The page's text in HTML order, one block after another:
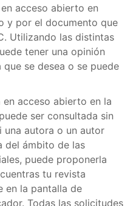
acceso abierto en
y por el documento que
Utilizando las distintas
tener una opinión
se desea o se puede
en acceso abierto en la
ser consultada sin
una autora o un autor
del ámbito de las
puede proponerla
tu revista
en la pantalla de
Todas las solicitudes